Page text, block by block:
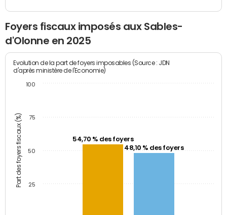
Foyers fiscaux imposés aux Sables-
d'Olonne en 2025
Part des foyers fiscaux (%)
Evolution de la part de foyers imposables (Source : JDN
d'après ministère de l'Economie)
54,70 % des foyers
48,10 % des foyers
25
50
75
100